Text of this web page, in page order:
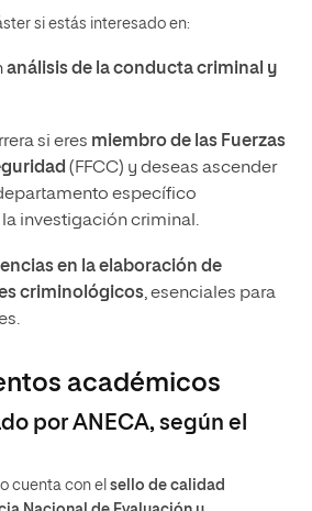
si estás interesado en:
análisis de la conducta criminal y
si eres miembro de las Fuerzas
(FFCC) y deseas ascender
específico
investigación criminal.
en la elaboración de
criminológicos, esenciales para
académicos
por ANECA, según el
cuenta con el sello de calidad